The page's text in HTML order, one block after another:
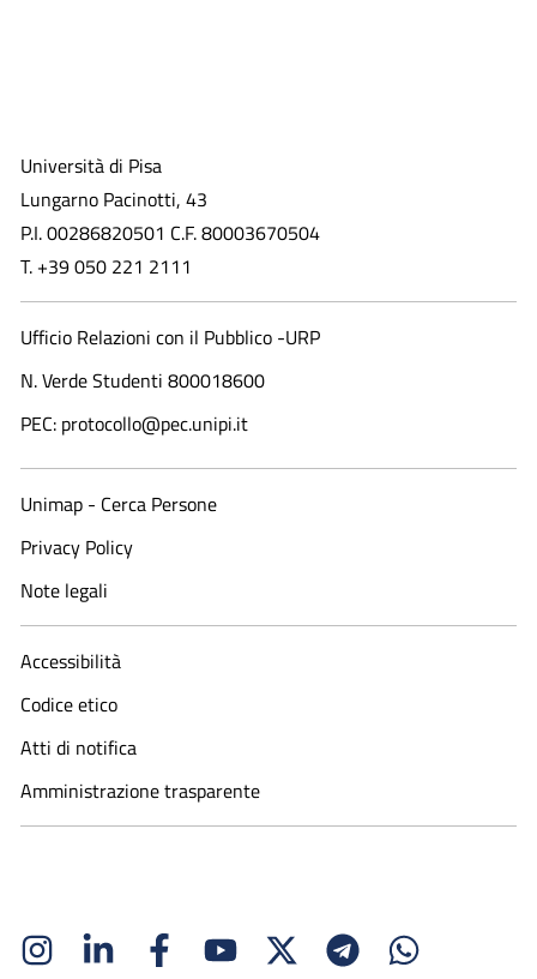
Università di Pisa
Lungarno Pacinotti, 43
P.I. 00286820501 C.F. 80003670504
T. +39 050 221 2111
Ufficio Relazioni con il Pubblico -URP
N. Verde Studenti 800018600​
PEC: protocollo@pec.unipi.it
Unimap - Cerca Persone
Privacy Policy
Note legali
Accessibilità
Codice etico
Atti di notifica
Amministrazione trasparente